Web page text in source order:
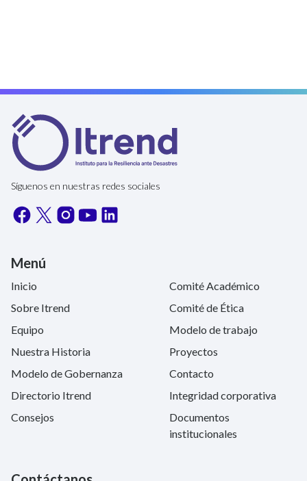
Síguenos en nuestras redes sociales
Menú
Inicio
Sobre Itrend
Equipo
Nuestra Historia
Modelo de Gobernanza
Directorio Itrend
Consejos
Comité Académico
Comité de Ética
Modelo de trabajo
Proyectos
Contacto
Integridad corporativa
Documentos
institucionales